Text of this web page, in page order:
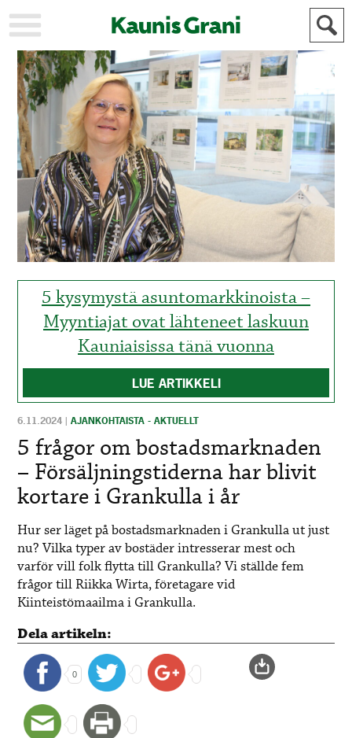
KAUPUNKI
STADEN
AJANKOHTAISTA
AKTUELLT
URHEILU
IDROTT
KULTTUURI
KULTUR
HISTORIA
HISTORIA
YLEINEN
ALLMÄN
MAINOSTAJILLE
FÖR
ANNONSÖRER
5 kysymystä asuntomarkkinoista –
Myyntiajat ovat lähteneet laskuun
Kauniaisissa tänä vuonna
LUE ARTIKKELI
6.11.2024 |AJANKOHTAISTA - AKTUELLT
5 frågor om bostadsmarknaden
– Försäljningstiderna har blivit
kortare i Grankulla i år
Hur ser läget på bostadsmarknaden i Grankulla ut just
nu? Vilka typer av bostäder intresserar mest och
varför vill folk flytta till Grankulla? Vi ställde fem
frågor till Riikka Wirta, företagare vid
Kiinteistömaailma i Grankulla.
Dela artikeln:
0